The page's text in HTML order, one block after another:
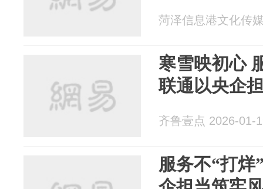
菏泽信息港文化传
寒雪映初心
联通以央企
齐鲁壹点 2026-01-
服务不“打